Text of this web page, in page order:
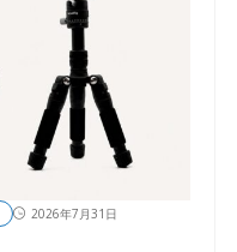
2026年7月31日